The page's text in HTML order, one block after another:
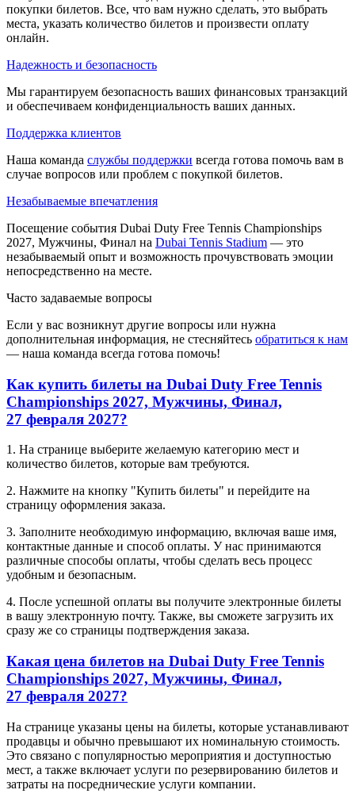
покупки билетов. Все, что вам нужно сделать, это выбрать
места, указать количество билетов и произвести оплату
онлайн.
Надежность и безопасность
Мы гарантируем безопасность ваших финансовых транзакций
и обеспечиваем конфиденциальность ваших данных.
Поддержка клиентов
Наша команда службы поддержки всегда готова помочь вам в
случае вопросов или проблем с покупкой билетов.
Незабываемые впечатления
Посещение события Dubai Duty Free Tennis Championships
2027, Мужчины, Финал на Dubai Tennis Stadium — это
незабываемый опыт и возможность прочувствовать эмоции
непосредственно на месте.
Часто задаваемые вопросы
Если у вас возникнут другие вопросы или нужна
дополнительная информация, не стесняйтесь обратиться к нам
— наша команда всегда готова помочь!
Как купить билеты на Dubai Duty Free Tennis
Championships 2027, Мужчины, Финал,
27 февраля 2027?
1. На странице выберите желаемую категорию мест и
количество билетов, которые вам требуются.
2. Нажмите на кнопку "Купить билеты" и перейдите на
страницу оформления заказа.
3. Заполните необходимую информацию, включая ваше имя,
контактные данные и способ оплаты. У нас принимаются
различные способы оплаты, чтобы сделать весь процесс
удобным и безопасным.
4. После успешной оплаты вы получите электронные билеты
в вашу электронную почту. Также, вы сможете загрузить их
сразу же со страницы подтверждения заказа.
Какая цена билетов на Dubai Duty Free Tennis
Championships 2027, Мужчины, Финал,
27 февраля 2027?
На странице указаны цены на билеты, которые устанавливают
продавцы и обычно превышают их номинальную стоимость.
Это связано с популярностью мероприятия и доступностью
мест, а также включает услуги по резервированию билетов и
затраты на посреднические услуги компании.